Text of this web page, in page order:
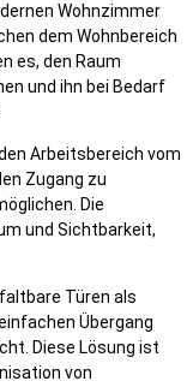
Wohnzimmer
dem Wohnbereich
es, den Raum
und ihn bei Bedarf
Arbeitsbereich vom
Zugang zu
Die
und Sichtbarkeit,
Türen als
Übergang
Diese Lösung ist
von